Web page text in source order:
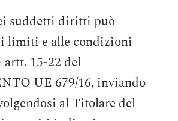
suddetti diritti può
limiti e alle condizioni
15-22 del
UE 679/16, inviando
al Titolare del